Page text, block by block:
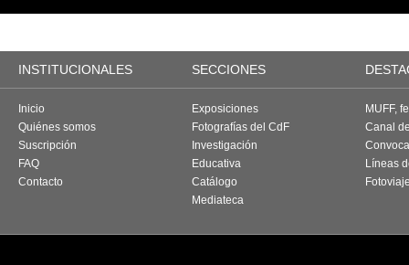
INSTITUCIONALES SECCIONES
Inicio
Quiénes somos
Suscripción
FAQ
Contacto
Exposiciones
Fotografías del CdF
Investigación
Educativa
Catálogo
Mediateca
MUFF,
Canal
Líneas